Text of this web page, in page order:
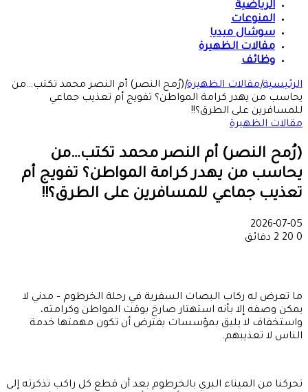
الرياضية
المنوعات
سوشال ميديا
مقالات الظهيرة
وظائف
الرئيسية|مقالات الظهيرة|(رُمح النصر) أم النصر محمد تكتب…من
يحاسب من يهدر كرامة المواطن؟ تفويج أم تعذيب جماعي
للمسافرين على الطرق؟!!
مقالات الظهيرة
(رُمح النصر) أم النصر محمد تكتب…من
يحاسب من يهدر كرامة المواطن؟ تفويج أم
تعذيب جماعي للمسافرين على الطرق؟!!
2026-07-05
0
2 دقائق
ما تعرض له ركاب البصات السفرية في رحلة الخرطوم – مدني لا
يمكن وصفه إلا بأنه استهتار صارخ بوقت المواطن وكرامته،
واستخفاف لا يليق بمؤسسات يفترض أن تكون مهمتها خدمة
الناس لا تعذيبهم.
تحركنا من الميناء البري بالخرطوم بعد أن قطع كل راكب تذكرته إلى